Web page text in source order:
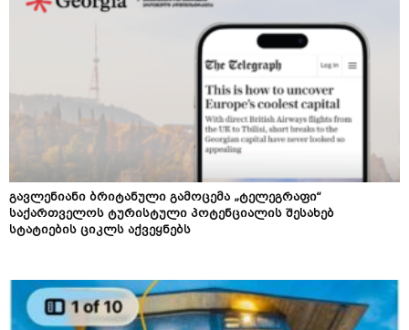
გავლენიანი ბრიტანული გამოცემა „ტელეგრაფი“
საქართველოს ტურისტული პოტენციალის შესახებ
სტატიების ციკლს აქვეყნებს